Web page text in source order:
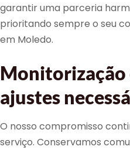
garantir uma parceria
prioritando sempre o seu
em Moledo.
Monitorização
ajustes
O nosso compromisso
serviço. Conservamos